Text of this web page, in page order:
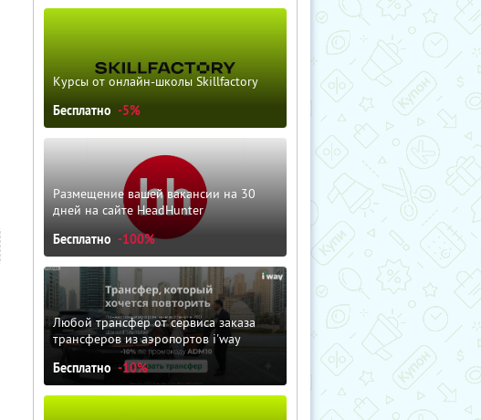
Курсы от онлайн-школы Skillfactory
Бесплатно -5%
Размещение вашей вакансии на 30
дней на сайте HeadHunter
Бесплатно -100%
Любой трансфер от сервиса заказа
трансферов из аэропортов i'way
Бесплатно -10%